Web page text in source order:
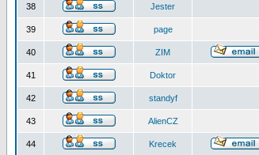
38 Jester
39 page
40 ZIM
41 Doktor
42 standyf
43 AlienCZ
44 Krecek